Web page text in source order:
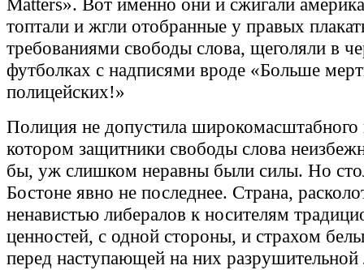
Matters». Вот именно они и сжигали
топтали и жгли отобранные у правых
требованиями свободы слова, щеголяли в
футболках с надписями вроде «Больше
полицейских!»
Полиция не допустила
котором защитники свободы слова
бы, уж слишком неравны были силы. Но
Бостоне явно не последнее. Страна,
ненавистью либералов к носителям
ценностей, с одной стороны, и страхом
перед наступающей на них разрушительной